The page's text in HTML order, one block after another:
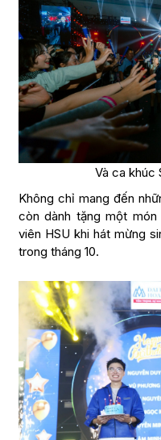
Và ca khúc
Không chỉ mang đến
còn dành tặng một
viên HSU khi hát mừng
trong tháng 10.